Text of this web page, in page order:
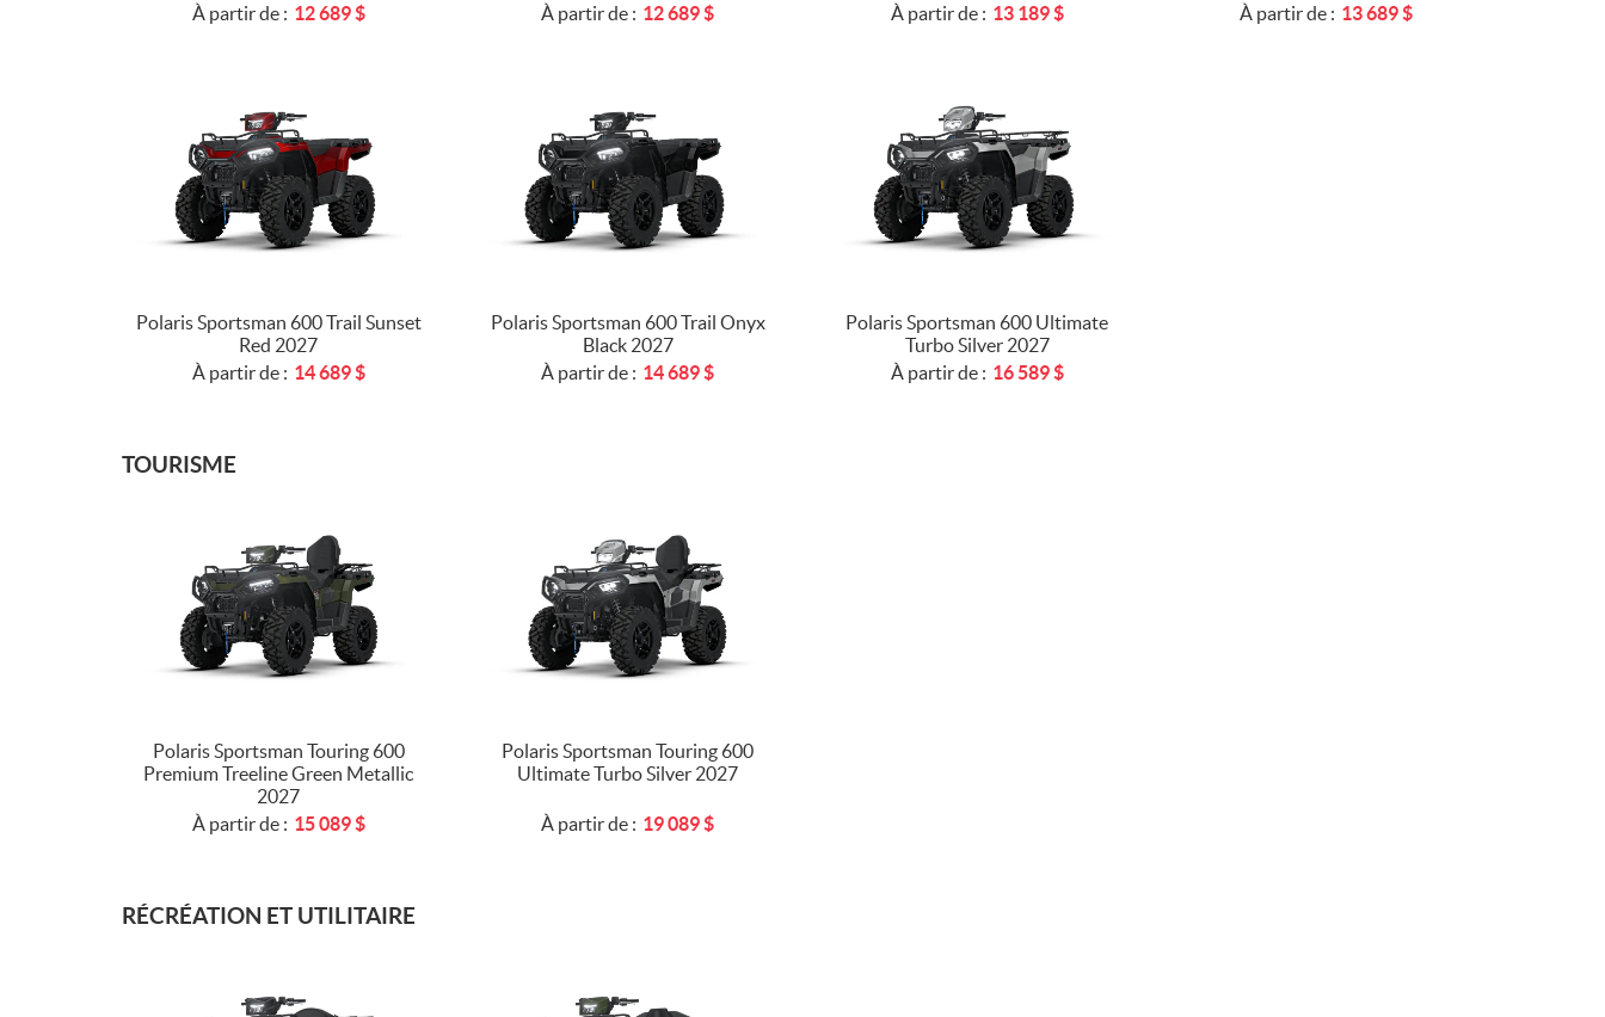
À partir de : 12 689$
À partir de : 12 689$
À partir de : 13 189$
À partir de : 13 689$
Polaris Sportsman 600 Trail Sunset
Red 2027
À partir de : 14 689 $
Polaris Sportsman 600 Trail Onyx
Black 2027
À partir de : 14 689 $
Polaris Sportsman 600 Ultimate
Turbo Silver 2027
À partir de : 16 589 $
TOURISME
Polaris Sportsman Touring 600
Premium Treeline Green Metallic
2027
À partir de : 15 089$
Polaris Sportsman Touring 600
Ultimate Turbo Silver 2027
À partir de : 19 089$
RÉCRÉATION ET UTILITAIRE